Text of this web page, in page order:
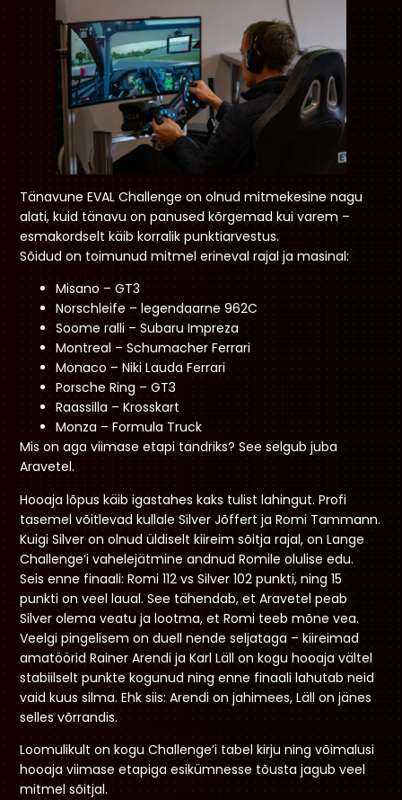
Tänavune EVAL Challenge on olnud mitmekesine nagu
alati, kuid tänavu on panused kõrgemad kui varem –
esmakordselt käib korralik punktiarvestus.
Sõidud on toimunud mitmel erineval rajal ja masinal:
Misano – GT3
Norschleife – legendaarne 962C
Soome ralli – Subaru Impreza
Montreal – Schumacher Ferrari
Monaco – Niki Lauda Ferrari
Porsche Ring – GT3
Raassilla – Krosskart
Monza – Formula Truck
Mis on aga viimase etapi tandriks? See selgub juba
Aravetel.
Hooaja lõpus käib igastahes kaks tulist lahingut. Profi
tasemel võitlevad kullale Silver Jõffert ja Romi Tammann.
Kuigi Silver on olnud üldiselt kiireim sõitja rajal, on Lange
Challenge’i vahelejätmine andnud Romile olulise edu.
Seis enne finaali: Romi 112 vs Silver 102 punkti, ning 15
punkti on veel laual. See tähendab, et Aravetel peab
Silver olema veatu ja lootma, et Romi teeb mõne vea.
Veelgi pingelisem on duell nende seljataga – kiireimad
amatöörid Rainer Arendi ja Karl Läll on kogu hooaja vältel
stabiilselt punkte kogunud ning enne finaali lahutab neid
vaid kuus silma. Ehk siis: Arendi on jahimees, Läll on jänes
selles võrrandis.
Loomulikult on kogu Challenge’i tabel kirju ning võimalusi
hooaja viimase etapiga esikümnesse tõusta jagub veel
mitmel sõitjal.